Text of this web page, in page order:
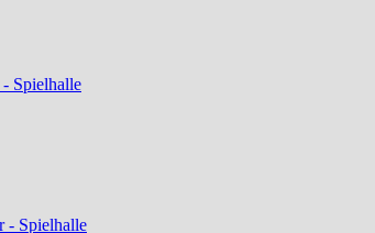
Spielhalle
- Spielhalle